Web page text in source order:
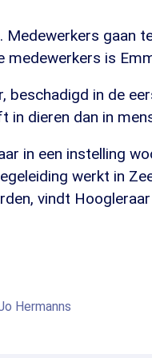
Medewerkers gaan
medewerkers is
beschadigd in de
in dieren dan in
in een instelling
werkt in
vindt
Hermanns